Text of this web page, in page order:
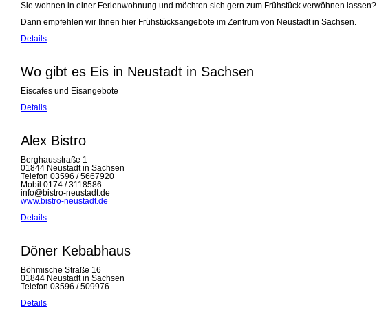
Sie wohnen in einer Ferienwohnung und möchten sich gern zum Frühstück verwöhnen lassen?
Dann empfehlen wir Ihnen hier Frühstücksangebote im Zentrum von Neustadt in Sachsen.
Details
Wo gibt es Eis in Neustadt in Sachsen
Eiscafes und Eisangebote
Details
Alex Bistro
Berghausstraße 1
01844 Neustadt in Sachsen
Telefon 03596 / 5667920
Mobil 0174 / 3118586
info@bistro-neustadt.de
www.bistro-neustadt.de
Details
Döner Kebabhaus
Böhmische Straße 16
01844 Neustadt in Sachsen
Telefon 03596 / 509976
Details